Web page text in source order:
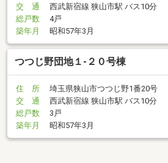
交 通
西武新宿線 狭山市駅 バス10分
総戸数
4戸
築年月
昭和57年3月
つつじ野団地１-２０号棟
住 所
埼玉県狭山市つつじ野1番20号
交 通
西武新宿線 狭山市駅 バス10分
総戸数
3戸
築年月
昭和57年3月